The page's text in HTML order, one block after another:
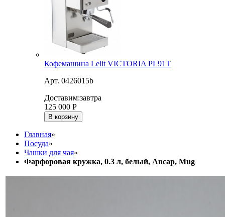
Кофемашина Lelit VICTORIA PL91T
Арт. 0426015b
Доставим:завтра
125 000 Р
В корзину
Главная»
Посуда»
Чашки для чая»
Фарфоровая кружка, 0.3 л, белый, Ancap, Mug